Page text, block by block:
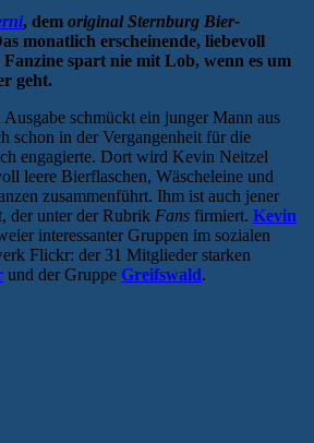
, dem original Sternburg Bier-
monatlich erscheinende, liebevoll
spart nie mit Lob, wenn es um
geht.
schmückt ein junger Mann aus
schon in der Vergangenheit für die
engagierte. Dort wird Kevin Neitzel
leere Bierflaschen, Wäscheleine und
zusammenführt. Ihm ist auch jener
der unter der Rubrik Fans firmiert. Kevin
interessanter Gruppen im sozialen
Flickr: der 31 Mitglieder starken
und der Gruppe Greifswald.